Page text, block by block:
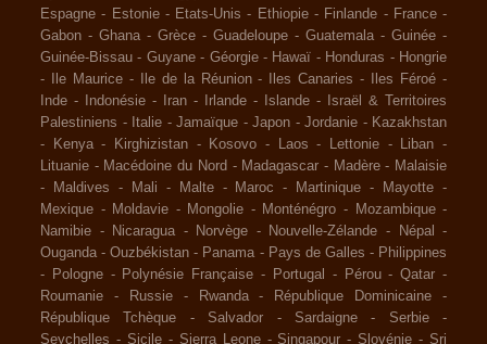
Espagne - Estonie - Etats-Unis - Ethiopie - Finlande - France -
Gabon - Ghana - Grèce - Guadeloupe - Guatemala - Guinée -
Guinée-Bissau - Guyane - Géorgie - Hawaï - Honduras - Hongrie
-
Ile Maurice - Ile de la Réunion - Iles Canaries - Iles Féroé -
Inde - Indonésie - Iran - Irlande - Islande -
Israël & Territoires
Palestiniens - Italie - Jamaïque - Japon - Jordanie - Kazakhstan
-
Kenya - Kirghizistan - Kosovo - Laos - Lettonie - Liban -
Lituanie - Macédoine du Nord - Madagascar - Madère - Malaisie
-
Maldives - Mali - Malte - Maroc - Martinique - Mayotte -
Mexique - Moldavie - Mongolie - Monténégro - Mozambique -
Namibie - Nicaragua - Norvège - Nouvelle-Zélande - Népal
-
Ouganda -Ouzbékistan - Panama - Pays de Galles - Philippines
-
Pologne - Polynésie Française - Portugal - Pérou -Qatar -
Roumanie
- Russie - Rwanda - République Dominicaine
-
République Tchèque
- Salvador - Sardaigne - Serbie
-
Seychelles - Sicile - Sierra Leone - Singapour - Slovénie - Sri